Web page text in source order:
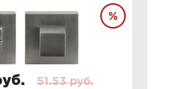
51.53 руб.